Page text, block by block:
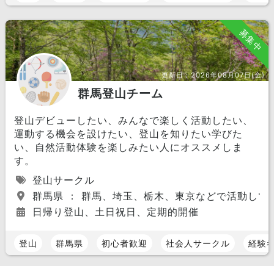
募集中
更新日：2026年08月07日(金)
群馬登山チーム
登山デビューしたい、みんなで楽しく活動したい、
運動する機会を設けたい、登山を知りたい学びた
い、自然活動体験を楽しみたい人にオススメしま
す。
登山サークル
群馬県 ： 群馬、埼玉、栃木、東京などで活動して
日帰り登山、土日祝日、定期的開催
登山 群馬県 初心者歓迎 社会人サークル 経験